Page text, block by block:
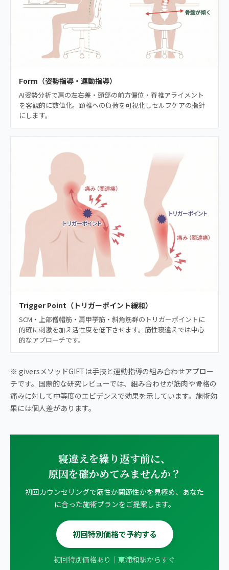
Form（姿勢指導・運動指導）
AI姿勢分析で肩の左右差・頭部の前方偏位・脊椎アライメント
を客観的に数値化。頚椎への負荷を可視化しセルフケアの指針
にします。
Trigger Point（トリガーポイント緩和）
SCM・上部僧帽筋・肩甲挙筋・斜角筋群のトリガーポイントに
的確に刺激を加え活性度を低下させます。筋性寝違えでは中心
的なアプローチです。
※ giversメソッドGIFTは手技と運動指導の組み合わせアプロー
チです。国際的な研究レビューでは、組み合わせが筋肉や骨格の
痛みに対して中等度のエビデンスで効果を示しています。施術効
果には個人差があります。
寝違えを繰り返す前に、
原因を確かめてみませんか？
初回カウンセリングで筋性か関節性かを見極め、あなた
に合った施術プランをご提案します。
初回特別価格で予約する
初回特別価格あり｜東浦和駅からすぐ